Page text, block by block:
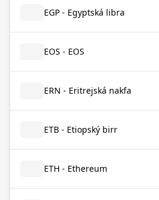
EGP - Egyptská libra
EOS - EOS
ERN - Eritrejská nakfa
ETB - Etiopský birr
ETH - Ethereum